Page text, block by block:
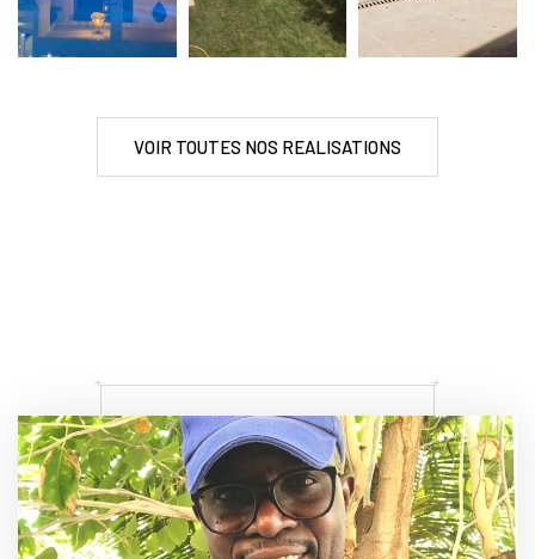
VOIR TOUTES NOS REALISATIONS